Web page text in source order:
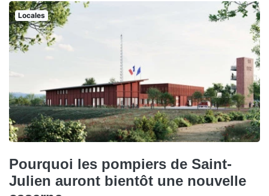
Locales
Pourquoi les pompiers de Saint-
Julien auront bientôt une nouvelle